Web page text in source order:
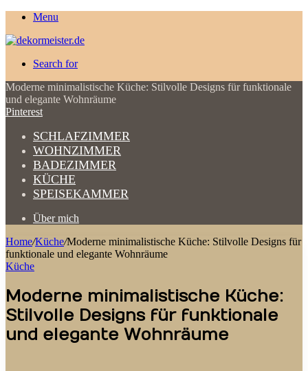
Menu
Search for
Moderne minimalistische Küche: Stilvolle Designs für funktionale
und elegante Wohnräume
Pinterest
SCHLAFZIMMER
WOHNZIMMER
BADEZIMMER
KÜCHE
SPEISEKAMMER
Über mich
Home/Küche/Moderne minimalistische Küche: Stilvolle Designs für
funktionale und elegante Wohnräume
Küche
Moderne minimalistische Küche:
Stilvolle Designs für funktionale
und elegante Wohnräume